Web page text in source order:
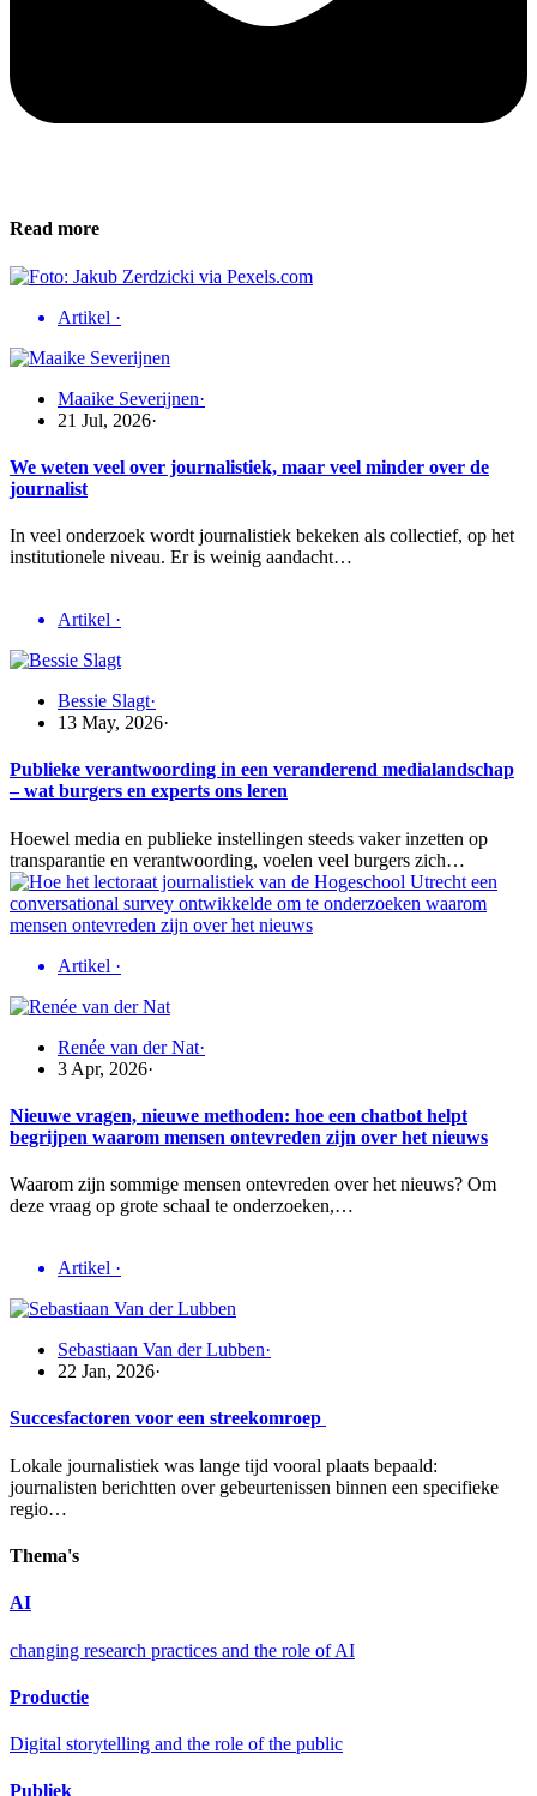
Read more
Artikel ·
Maaike Severijnen·
21 Jul, 2026·
We weten veel over journalistiek, maar veel minder over de
journalist
In veel onderzoek wordt journalistiek bekeken als collectief, op het
institutionele niveau. Er is weinig aandacht…
Artikel ·
Bessie Slagt·
13 May, 2026·
Publieke verantwoording in een veranderend medialandschap
– wat burgers en experts ons leren
Hoewel media en publieke instellingen steeds vaker inzetten op
transparantie en verantwoording, voelen veel burgers zich…
Artikel ·
Renée van der Nat·
3 Apr, 2026·
Nieuwe vragen, nieuwe methoden: hoe een chatbot helpt
begrijpen waarom mensen ontevreden zijn over het nieuws
Waarom zijn sommige mensen ontevreden over het nieuws? Om
deze vraag op grote schaal te onderzoeken,…
Artikel ·
Sebastiaan Van der Lubben·
22 Jan, 2026·
Succesfactoren voor een streekomroep
Lokale journalistiek was lange tijd vooral plaats bepaald:
journalisten berichtten over gebeurtenissen binnen een specifieke
regio…
Thema's
AI
changing research practices and the role of AI
Productie
Digital storytelling and the role of the public
Publiek